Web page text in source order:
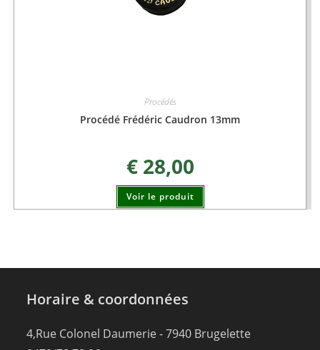
Procédés
Procédé Frédéric Caudron 13mm
€28,00
Voir le produit
Horaire & coordonnées
4,Rue Colonel Daumerie - 7940 Brugelette